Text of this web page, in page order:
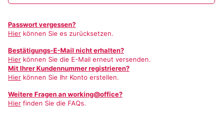
Passwort vergessen?
Hier können Sie es zurücksetzen.
Bestätigungs-E-Mail nicht erhalten?
Hier können Sie die E-Mail erneut versenden.
Mit Ihrer Kundennummer registrieren?
Hier können Sie Ihr Konto erstellen.
Weitere Fragen an working@office?
Hier finden Sie die FAQs.